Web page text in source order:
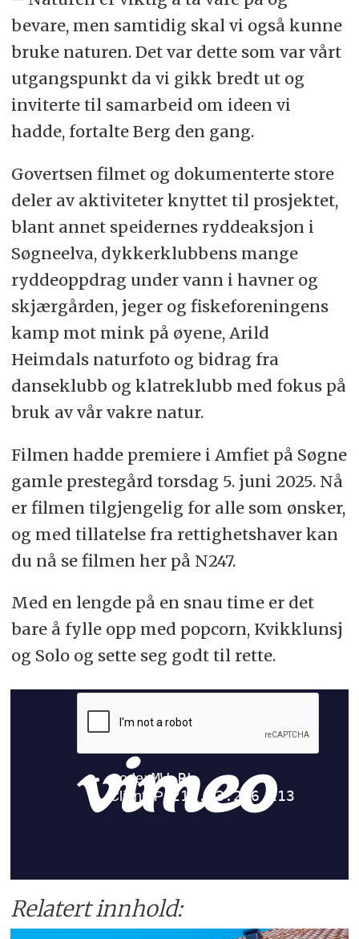
bevare, men samtidig skal vi også kunne
bruke naturen. Det var dette som var vårt
utgangspunkt da vi gikk bredt ut og
inviterte til samarbeid om ideen vi
hadde, fortalte Berg den gang.
Govertsen filmet og dokumenterte store
deler av aktiviteter knyttet til prosjektet,
blant annet speidernes ryddeaksjon i
Søgneelva, dykkerklubbens mange
ryddeoppdrag under vann i havner og
skjærgården, jeger og fiskeforeningens
kamp mot mink på øyene, Arild
Heimdals naturfoto og bidrag fra
danseklubb og klatreklubb med fokus på
bruk av vår vakre natur.
Filmen hadde premiere i Amfiet på Søgne
gamle prestegård torsdag 5. juni 2025. Nå
er filmen tilgjengelig for alle som ønsker,
og med tillatelse fra rettighetshaver kan
du nå se filmen her på N247.
Med en lengde på en snau time er det
bare å fylle opp med popcorn, Kvikklunsj
og Solo og sette seg godt til rette.
Relatert innhold: